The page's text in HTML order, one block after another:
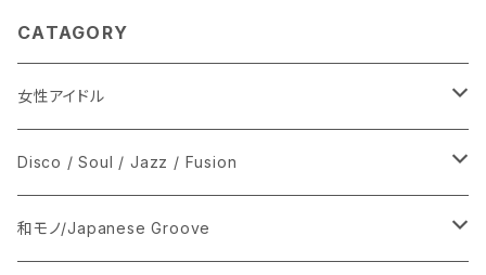
CATAGORY
女性アイドル
シングル盤
あ行
LP
Disco / Soul / Jazz / Fusion
シングル盤
和モノ/Japanese Groove